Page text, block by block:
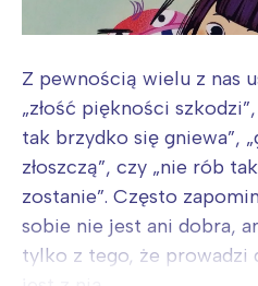
Z pewnością wielu z nas
„złość piękności
tak brzydko się gniewa”,
złoszczą”, czy „nie rób
zostanie”. Często
sobie nie jest ani dobra,
tylko z tego, że prowadzi